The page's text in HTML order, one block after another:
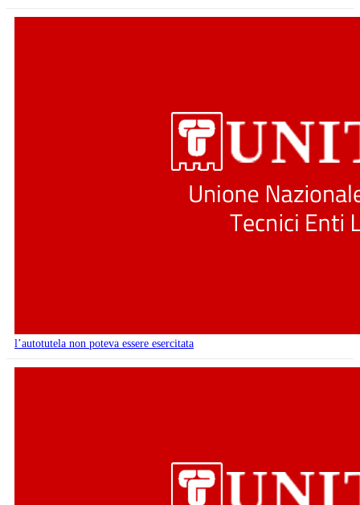
l’autotutela non poteva essere esercitata